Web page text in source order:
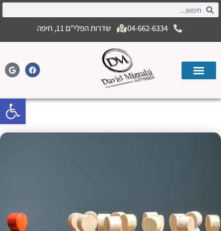
04-662-6334 שדרות הפלי"ם 11, חיפה